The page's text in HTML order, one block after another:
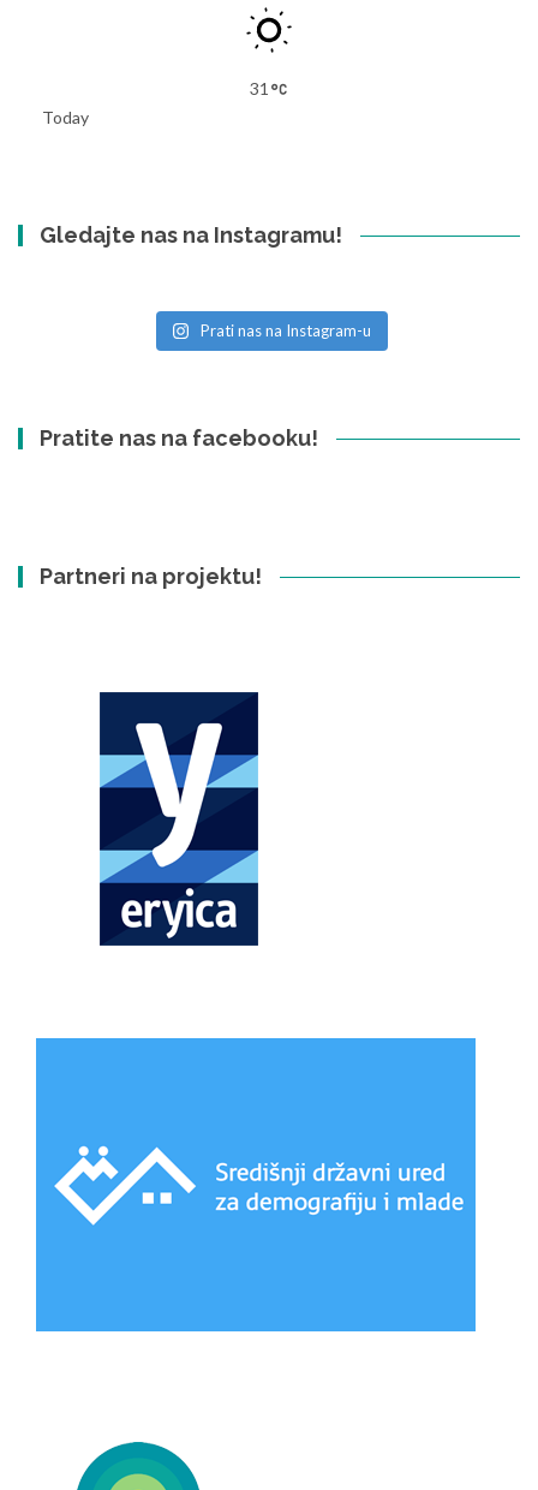
31
Today
Gledajte nas na Instagramu!
Prati nas na Instagram-u
Pratite nas na facebooku!
Partneri na projektu!